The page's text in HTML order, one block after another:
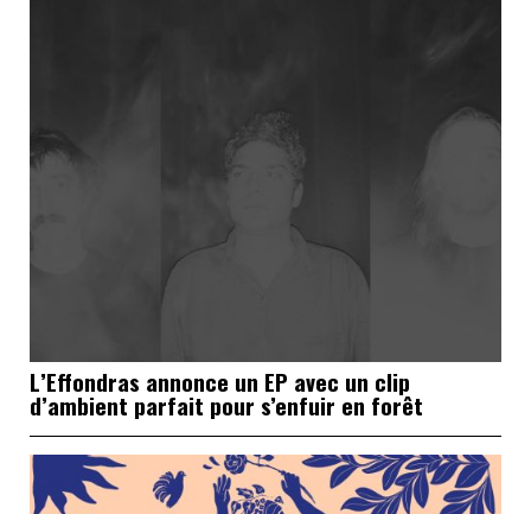
L’Effondras annonce un EP avec un clip
d’ambient parfait pour s’enfuir en forêt